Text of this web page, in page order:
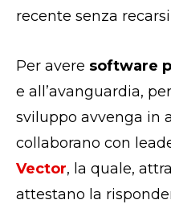
recente senza
Per avere software
e all’avanguardia,
sviluppo avvenga in
collaborano con
Vector, la quale,
attestano la